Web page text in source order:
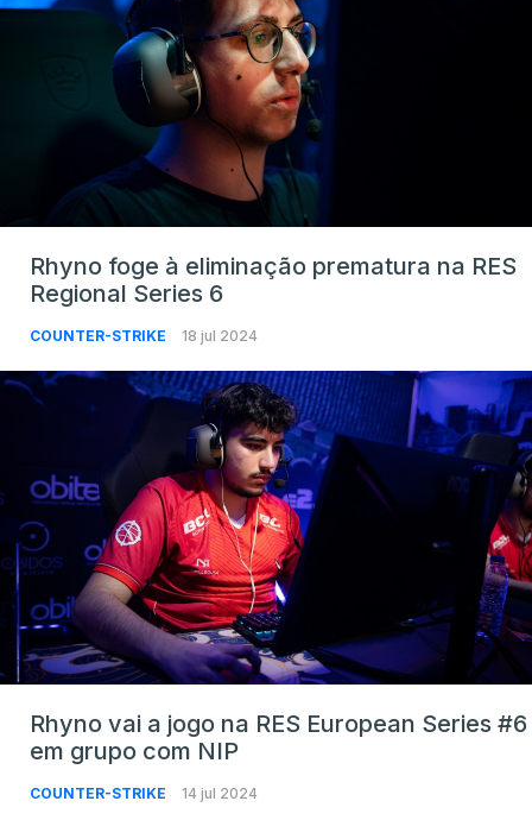
Rhyno foge à eliminação prematura na RES
Regional Series 6
COUNTER-STRIKE 18 jul 2024
Rhyno vai a jogo na RES European Series #6
em grupo com NIP
COUNTER-STRIKE 14 jul 2024